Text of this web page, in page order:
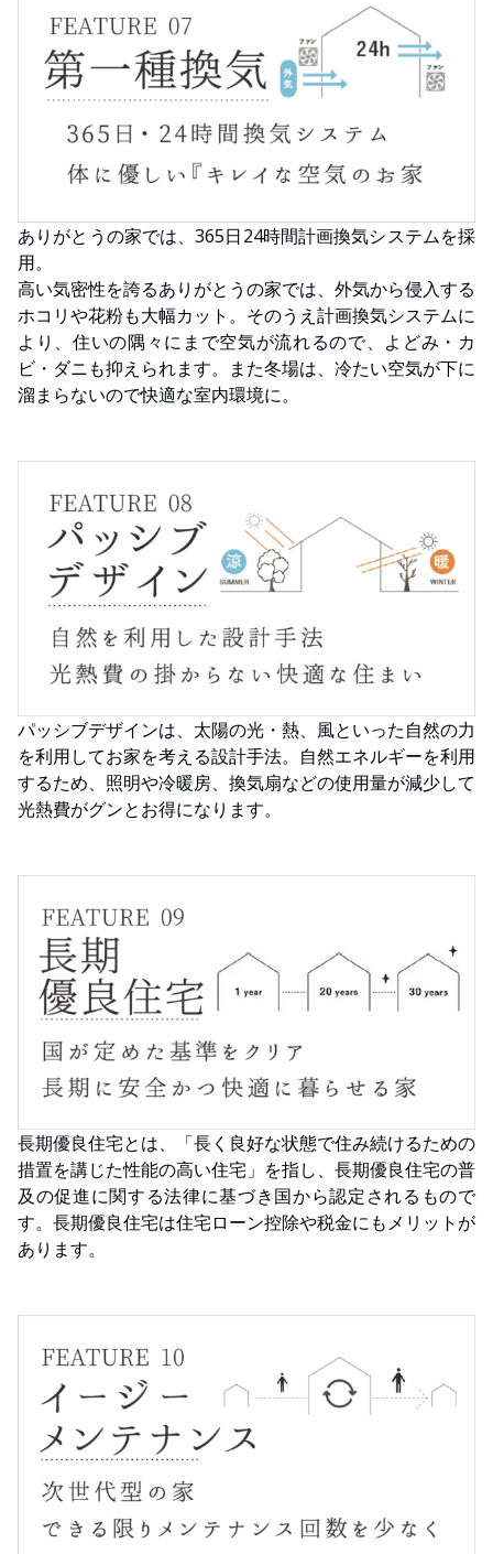
ありがとうの家では、365日24時間計画換気システムを採
用。
高い気密性を誇るありがとうの家では、外気から侵入する
ホコリや花粉も大幅カット。そのうえ計画換気システムに
より、住いの隅々にまで空気が流れるので、よどみ・カ
ビ・ダニも抑えられます。また冬場は、冷たい空気が下に
溜まらないので快適な室内環境に。
パッシブデザインは、太陽の光・熱、風といった自然の力
を利用してお家を考える設計手法。自然エネルギーを利用
するため、照明や冷暖房、換気扇などの使用量が減少して
光熱費がグンとお得になります。
長期優良住宅とは、「長く良好な状態で住み続けるための
措置を講じた性能の高い住宅」を指し、長期優良住宅の普
及の促進に関する法律に基づき国から認定されるもので
す。長期優良住宅は住宅ローン控除や税金にもメリットが
あります。